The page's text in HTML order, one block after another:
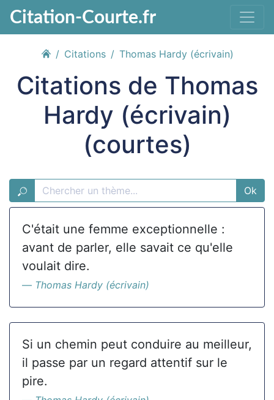
Citation-Courte.fr
Citations Thomas Hardy (écrivain)
Citations de Thomas
Hardy (écrivain)
(courtes)
Ok
C'était une femme exceptionnelle :
avant de parler, elle savait ce qu'elle
voulait dire.
Thomas Hardy (écrivain)
Si un chemin peut conduire au meilleur,
il passe par un regard attentif sur le
pire.